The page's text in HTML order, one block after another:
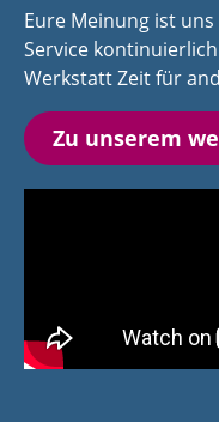
Eure Meinung ist
Service
Werkstatt Zeit für
Zu unserem